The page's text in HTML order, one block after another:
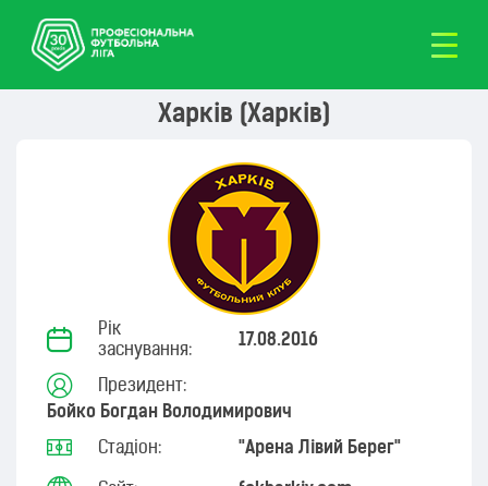
Харків (Харків)
Рік
заснування:
17.08.2016
Президент:
Бойко Богдан Володимирович
Стадіон: "Арена Лівий Берег"